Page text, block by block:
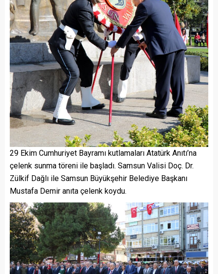
29 Ekim Cumhuriyet Bayramı kutlamaları Atatürk Anıtı’na
çelenk sunma töreni ile başladı. Samsun Valisi Doç. Dr.
Zülkif Dağlı ile Samsun Büyükşehir Belediye Başkanı
Mustafa Demir anıta çelenk koydu.